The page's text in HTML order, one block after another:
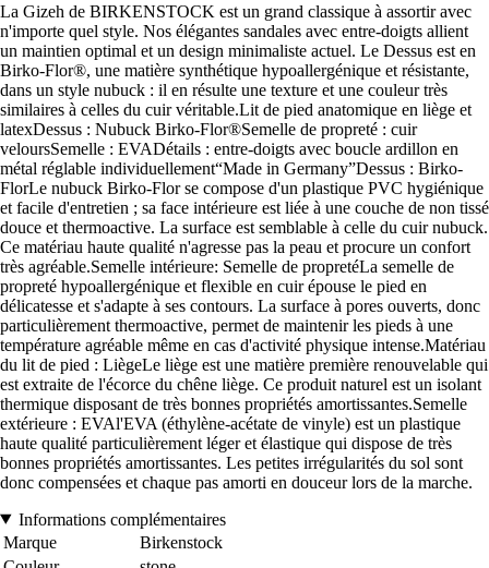
La Gizeh de BIRKENSTOCK est un grand classique à assortir avec
n'importe quel style. Nos élégantes sandales avec entre-doigts allient
un maintien optimal et un design minimaliste actuel. Le Dessus est en
Birko-Flor®, une matière synthétique hypoallergénique et résistante,
dans un style nubuck : il en résulte une texture et une couleur très
similaires à celles du cuir véritable.Lit de pied anatomique en liège et
latexDessus : Nubuck Birko-Flor®Semelle de propreté : cuir
veloursSemelle : EVADétails : entre-doigts avec boucle ardillon en
métal réglable individuellement“Made in Germany”Dessus : Birko-
FlorLe nubuck Birko-Flor se compose d'un plastique PVC hygiénique
et facile d'entretien ; sa face intérieure est liée à une couche de non tissé
douce et thermoactive. La surface est semblable à celle du cuir nubuck.
Ce matériau haute qualité n'agresse pas la peau et procure un confort
très agréable.Semelle intérieure: Semelle de propretéLa semelle de
propreté hypoallergénique et flexible en cuir épouse le pied en
délicatesse et s'adapte à ses contours. La surface à pores ouverts, donc
particulièrement thermoactive, permet de maintenir les pieds à une
température agréable même en cas d'activité physique intense.Matériau
du lit de pied : LiègeLe liège est une matière première renouvelable qui
est extraite de l'écorce du chêne liège. Ce produit naturel est un isolant
thermique disposant de très bonnes propriétés amortissantes.Semelle
extérieure : EVAl'EVA (éthylène-acétate de vinyle) est un plastique
haute qualité particulièrement léger et élastique qui dispose de très
bonnes propriétés amortissantes. Les petites irrégularités du sol sont
donc compensées et chaque pas amorti en douceur lors de la marche.
Informations complémentaires
Marque
Birkenstock